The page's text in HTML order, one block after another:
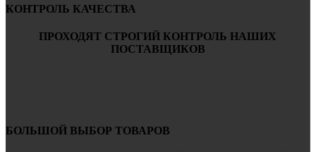
КОНТРОЛЬ КАЧЕСТВА
ПРОХОДЯТ СТРОГИЙ КОНТРОЛЬ НАШИХ
ПОСТАВЩИКОВ
БОЛЬШОЙ ВЫБОР ТОВАРОВ